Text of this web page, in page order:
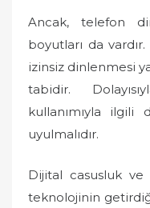
Ancak, telefon
boyutları da
izinsiz dinlenmesi
tabidir.
kullanımıyla ilgili
uyulmalıdır.
Dijital casusluk
teknolojinin